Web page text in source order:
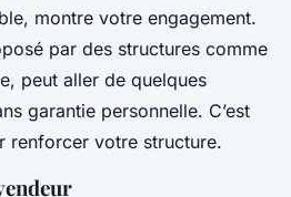
montre votre engagement.
par des structures comme
peut aller de quelques
garantie personnelle. C’est
renforcer votre structure.